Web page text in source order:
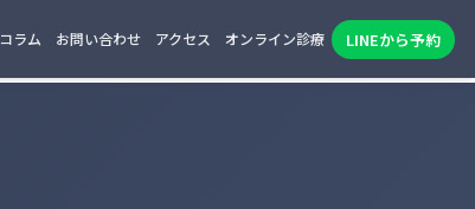
コラム お問い合わせ アクセス オンライン診療 LINEから予約